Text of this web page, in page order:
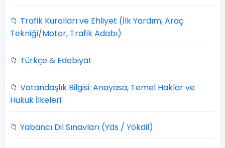
📁 Trafik Kuralları ve Ehliyet (İlk Yardım, Araç
Tekniği/Motor, Trafik Adabı)
📁 Türkçe & Edebiyat
📁 Vatandaşlık Bilgisi: Anayasa, Temel Haklar ve
Hukuk İlkeleri
📁 Yabancı Dil Sınavları (Yds / Yökdil)